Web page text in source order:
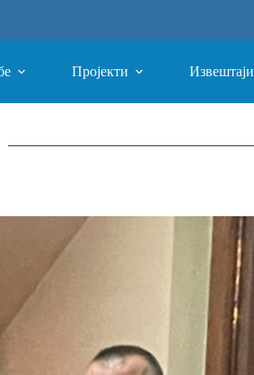
Пројекти Извештаји